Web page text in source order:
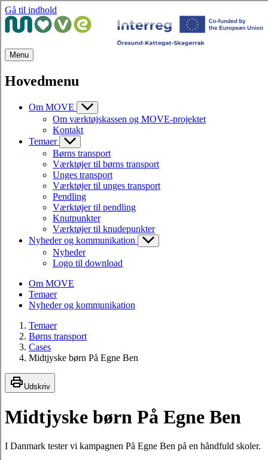
Gå til indhold
Menu
Hovedmenu
Om MOVE
Om værktøjskassen og MOVE-projektet
Kontakt
Temaer
Børns transport
Værktøjer til børns transport
Unges transport
Værktøjer til unges transport
Pendling
Værktøjer til pendling
Knutpunkter
Værktøjer til knudepunkter
Nyheder og kommunikation
Nyheder
Logo til download
Om MOVE
Temaer
Nyheder og kommunikation
Temaer
Børns transport
Cases
Midtjyske børn På Egne Ben
Udskriv
Midtjyske børn På Egne Ben
I Danmark tester vi kampagnen På Egne Ben på en håndfuld skoler.